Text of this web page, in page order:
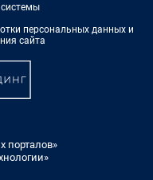
персональных данных и
сайта
порталов»